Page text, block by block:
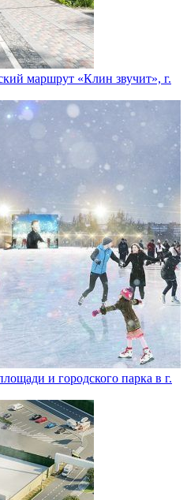
маршрут «Клин звучит», г.
и городского парка в г.